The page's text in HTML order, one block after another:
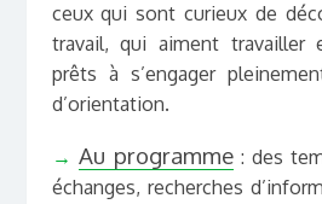
ceux qui sont curieux de
travail, qui aiment
prêts à s’engager
d’orientation.
→ Au programme: des
échanges, recherches